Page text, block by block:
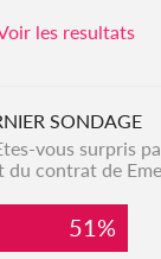
les resultats
SONDAGE
vous surpris
du contrat de
51%